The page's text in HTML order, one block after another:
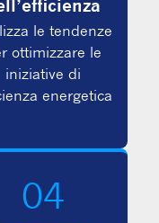
le tendenze
ottimizzare le
iniziative di
energetica
04